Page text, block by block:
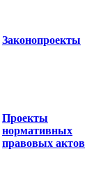
Законопроекты
Проекты
нормативных
правовых актов